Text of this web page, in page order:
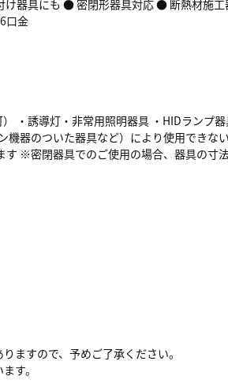
器具にも ● 密閉形器具対応 ● 断熱材施工
口金
・誘導灯・非常用照明器具 ・HIDランプ
器のついた器具など）により使用できな
※密閉器具でのご使用の場合、器具の寸
ますので、予めご了承ください。
す。